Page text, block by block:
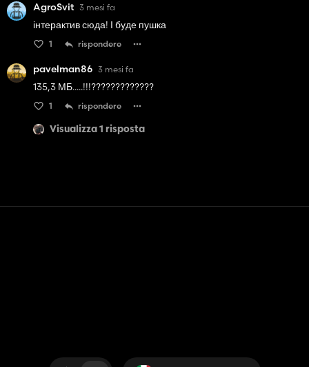
AgroSvit 3 mesi fa
інтерактив сюда! І буде пушка
1 rispondere
pavelman86 3 mesi fa
135,3 МБ.....!!!?????????????
1 rispondere
Visualizza 1 risposta